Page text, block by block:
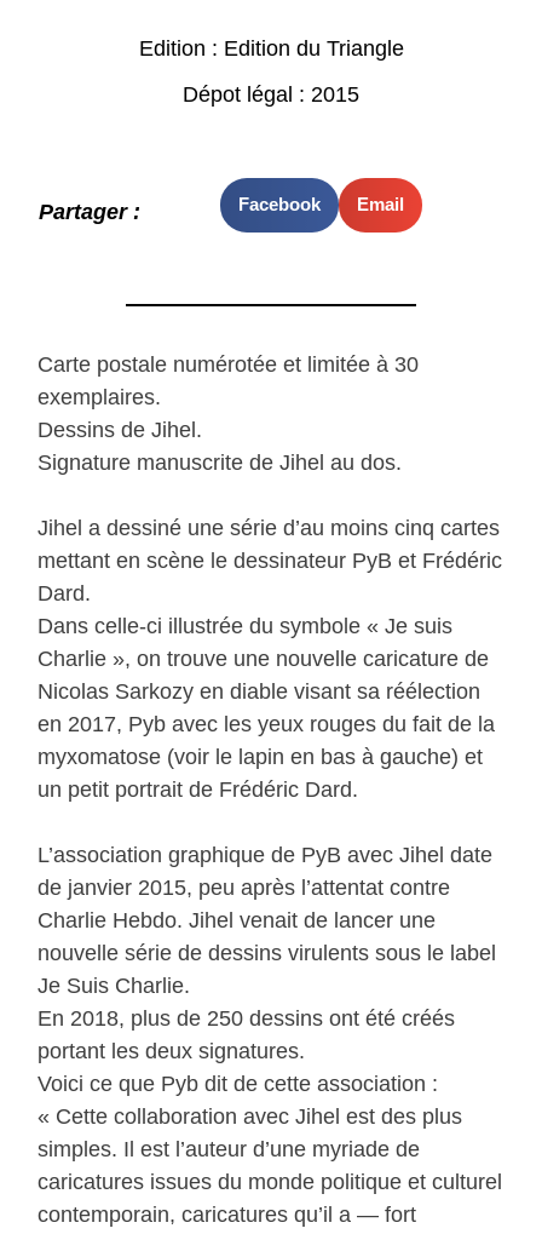
Edition : Edition du Triangle
Dépot légal : 2015
Partager : Facebook Email
Carte postale numérotée et limitée à 30
exemplaires.
Dessins de Jihel.
Signature manuscrite de Jihel au dos.
Jihel a dessiné une série d’au moins cinq cartes
mettant en scène le dessinateur PyB et Frédéric
Dard.
Dans celle-ci illustrée du symbole « Je suis
Charlie », on trouve une nouvelle caricature de
Nicolas Sarkozy en diable visant sa réélection
en 2017, Pyb avec les yeux rouges du fait de la
myxomatose (voir le lapin en bas à gauche) et
un petit portrait de Frédéric Dard.
L’association graphique de PyB avec Jihel date
de janvier 2015, peu après l’attentat contre
Charlie Hebdo. Jihel venait de lancer une
nouvelle série de dessins virulents sous le label
Je Suis Charlie.
En 2018, plus de 250 dessins ont été créés
portant les deux signatures.
Voici ce que Pyb dit de cette association :
« Cette collaboration avec Jihel est des plus
simples. Il est l’auteur d’une myriade de
caricatures issues du monde politique et culturel
contemporain, caricatures qu’il a — fort